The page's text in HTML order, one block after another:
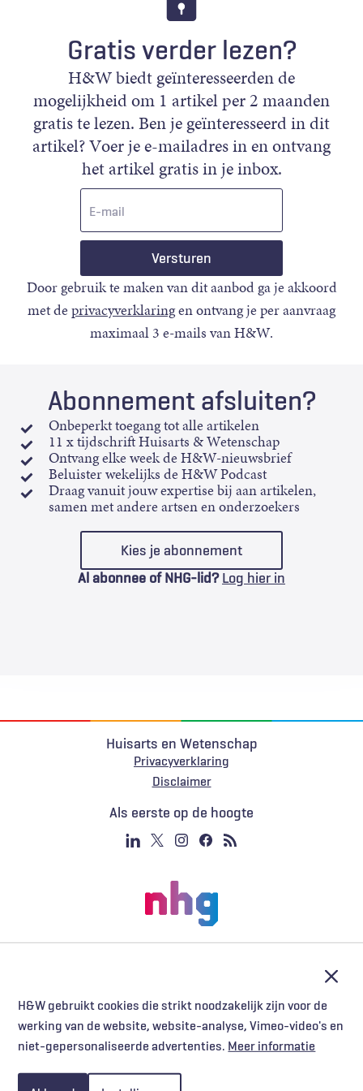
H&W gebruikt cookies die strikt noodzakelijk zijn voor de
werking van de website, website-analyse, Vimeo-video's en
niet-gepersonaliseerde advertenties. Meer informatie
Gratis verder lezen?
H&W biedt geïnteresseerden de
mogelijkheid om 1 artikel per 2 maanden
gratis te lezen. Ben je geïnteresseerd in dit
artikel? Voer je e-mailadres in en ontvang
het artikel gratis in je inbox.
Door gebruik te maken van dit aanbod ga je akkoord
met deprivacyverklaringen ontvang je per aanvraag
maximaal 3 e-mails van H&W.
Abonnement afsluiten?
Onbeperkt toegang tot alle artikelen
11 x tijdschrift Huisarts & Wetenschap
Ontvang elke week de H&W-nieuwsbrief
Beluister wekelijks de H&W Podcast
Draag vanuit jouw expertise bij aan artikelen,
samen met andere artsen en onderzoekers
Kies je abonnement
Al abonnee of NHG-lid? Log hier in
Huisarts en Wetenschap
Privacyverklaring
Voet
Disclaimer
Als eerste op de hoogte